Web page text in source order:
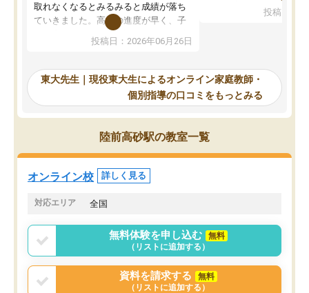
取れなくなるとみるみると成績が落ち
ていきました。高校の進度が早く、子
供も家に帰って勉強の話すると嫌な反
応を示します。東大先生にお願いして
れるので、親としても安心です。毎日
使える自習室とかもあり、わからない
ところがあれば先生が回答してくれる
のも重宝しています。
投稿日：2026年06月26日
で、当初は模試でD判定
自習室が毎日使えていつ
るのが心強かったよう
謝です。
投稿日：
東大先生｜現役東大生によるオンライン家庭教師・
個別指導の口コミをもっとみる
陸前高砂駅の教室一覧
オンライン校 詳しく見る
対応エリア 全国
無料体験を申し込む
無料
（リストに追加する）
資料を請求する
無料
（リストに追加する）